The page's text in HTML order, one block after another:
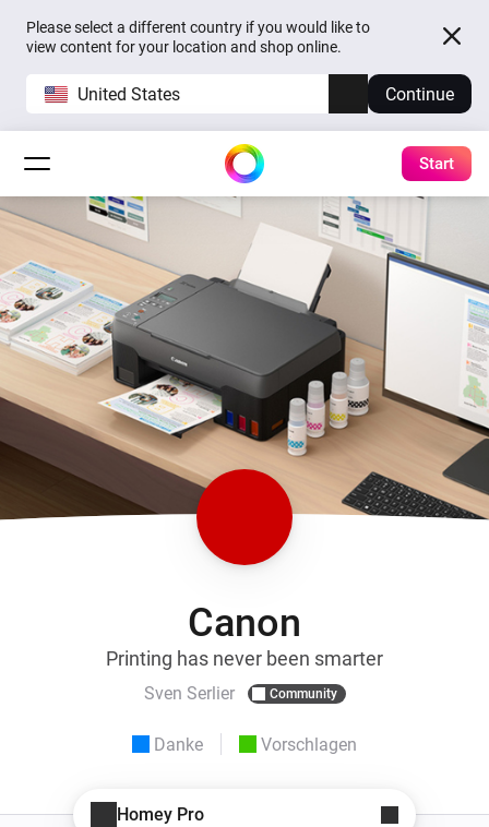
Please select a different country if you would like to
view content for your location and shop online.
United States Continue
Start
Canon
Printing has never been smarter
Sven Serlier Community
Danke Vorschlagen
Homey Pro